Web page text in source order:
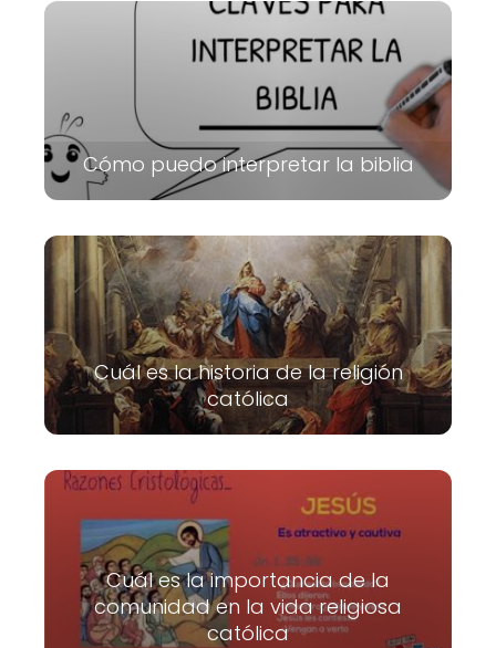
Cómo puedo interpretar la biblia
Cuál es la historia de la religión
católica
Cuál es la importancia de la
comunidad en la vida religiosa
católica